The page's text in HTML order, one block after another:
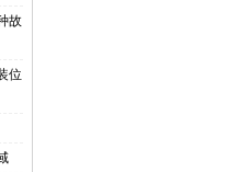
故
位